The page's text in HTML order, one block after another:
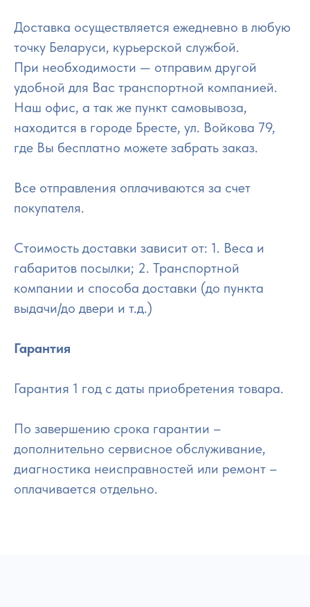
Доставка осуществляется ежедневно в любую
точку Беларуси, курьерской службой.
При необходимости — отправим другой
удобной для Вас транспортной компанией.
Наш офис, а так же пункт самовывоза,
находится в городе Бресте, ул. Войкова 79,
где Вы бесплатно можете забрать заказ.
Все отправления оплачиваются за счет
покупателя.
Стоимость доставки зависит от: 1. Веса и
габаритов посылки; 2. Транспортной
компании и способа доставки (до пункта
выдачи/до двери и т.д.)
Гарантия
Гарантия 1 год с даты приобретения товара.
По завершению срока гарантии –
дополнительно сервисное обслуживание,
диагностика неисправностей или ремонт –
оплачивается отдельно.